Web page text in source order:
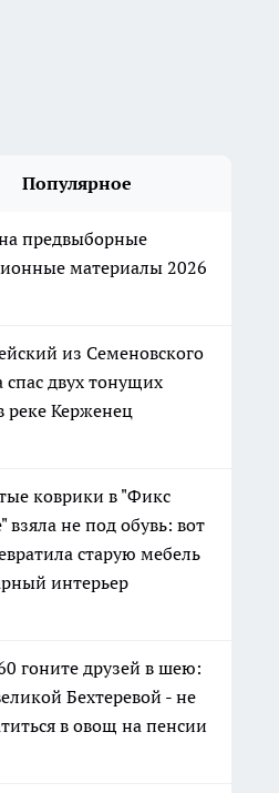
Популярное
предвыборные
материалы 2026
из Семеновского
спас двух тонущих
реке Керженец
коврики в "Фикс
взяла не под обувь: вот
старую мебель
интерьер
гоните друзей в шею:
Бехтеревой - не
в овощ на пенсии